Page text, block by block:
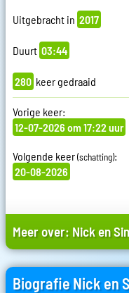
Uitgebracht in 2017
Duurt 03:44
280 keer gedraaid
Vorige keer:
12-07-2026 om 17:22 uur
Volgende keer(schatting):
20-08-2026
Meer over: Nick en
Biografie Nick en